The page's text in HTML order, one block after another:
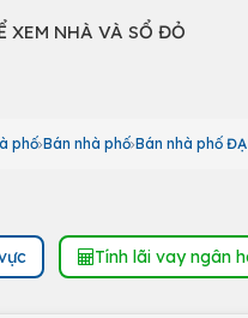
NHÀ VÀ SỔ ĐỎ
phố Bán nhà phố Bán nhà phố
Tính lãi vay ngân